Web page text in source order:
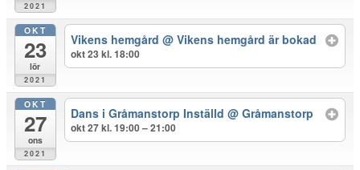
2021
OKT
23
lör
2021
Vikens hemgård@ Vikens hemgård är bokad
okt 23 kl. 18:00
OKT
27
ons
2021
Dans i Gråmanstorp Inställd@ Gråmanstorp
okt 27 kl. 19:00 – 21:00